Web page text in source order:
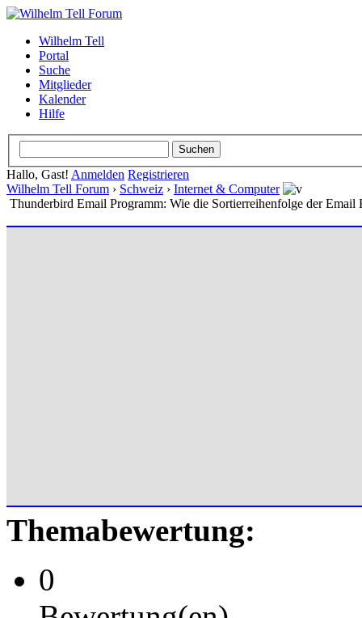
Wilhelm Tell
Portal
Suche
Mitglieder
Kalender
Hilfe
Hallo, Gast! Anmelden Registrieren
Wilhelm Tell Forum › Schweiz › Internet & Computer
Thunderbird Email Programm: Wie die Sortierreihenfolge der Email
Themabewertung:
0